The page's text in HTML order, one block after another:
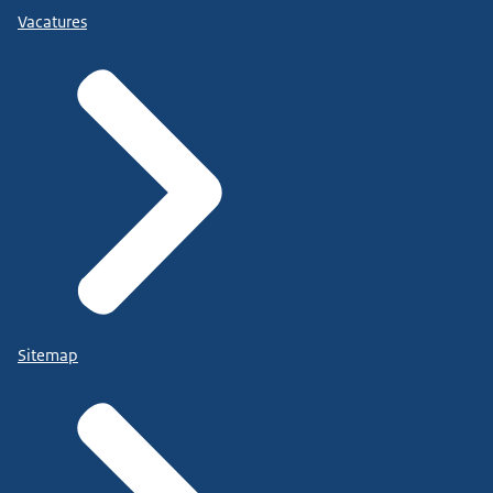
Vacatures
Sitemap